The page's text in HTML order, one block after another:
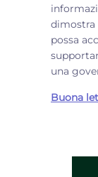
dimostra
possa
una
Buona